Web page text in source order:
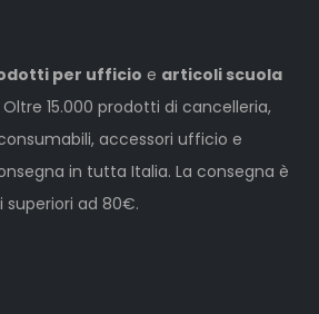
per ufficio e articoli scuola
15.000 prodotti di cancelleria,
accessori ufficio e
in tutta Italia. La consegna è
superiori ad 80€.